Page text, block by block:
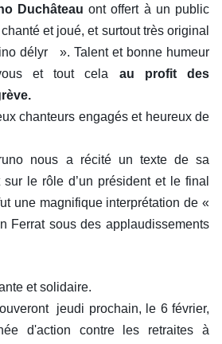
Duchâteauont offert à un public
et joué, et surtout très original
délyr ». Talent et bonne humeur
et tout cela au profit des
chanteurs engagés et heureux de
nous a récité un texte de sa
le rôle d’un président et le final
une magnifique interprétation de «
Ferrat sous des applaudissements
et solidaire.
jeudi prochain, le 6 février,
d'action contre les retraites à